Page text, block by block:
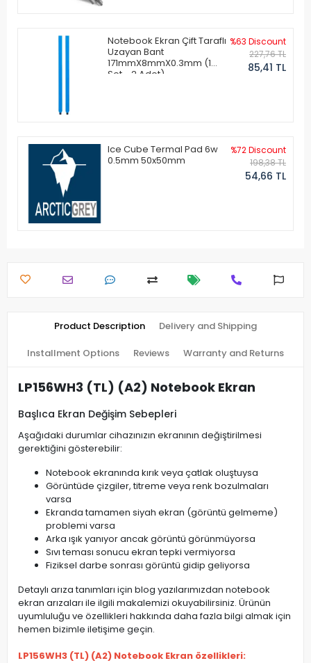
Notebook Ekran Çift Taraflı
Uzayan Bant
171mmX8mmX0.3mm (1
Set - 2 Adet)
%63 Discount
227,76 TL
85,41 TL
Ice Cube Termal Pad 6w
0.5mm 50x50mm
%72 Discount
198,38 TL
54,66 TL
Product Description Delivery and Shipping
Installment Options Reviews Warranty and Returns
LP156WH3 (TL) (A2) Notebook Ekran
Başlıca Ekran Değişim Sebepleri
Aşağıdaki durumlar cihazınızın ekranının değiştirilmesi
gerektiğini gösterebilir:
Notebook ekranında kırık veya çatlak oluştuysa
Görüntüde çizgiler, titreme veya renk bozulmaları
varsa
Ekranda tamamen siyah ekran (görüntü gelmeme)
problemi varsa
Arka ışık yanıyor ancak görüntü görünmüyorsa
Sıvı teması sonucu ekran tepki vermiyorsa
Fiziksel darbe sonrası görüntü gidip geliyorsa
Detaylı arıza tanımları için blog yazılarımızdan notebook
ekran arızaları ile ilgili makalemizi okuyabilirsiniz. Ürünün
uyumluluğu ve özellikleri hakkında daha fazla bilgi almak için
hemen bizimle iletişime geçin.
LP156WH3 (TL) (A2) Notebook Ekran özellikleri: